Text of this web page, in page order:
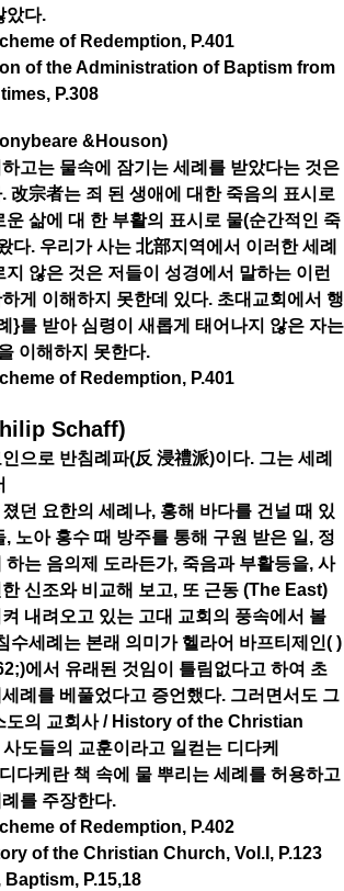
았다.
of Redemption, P.401
of the Administration of Baptism from
P.308
&Houson)
고는 물속에 잠기는 세례를 받았다는 것은
改宗者는 죄 된 생애에 대한 죽음의 표시로
운 삶에 대 한 부활의 표시로 물(순간적인 죽
다. 우리가 사는 北部지역에서 이러한 세례
않은 것은 저들이 성경에서 말하는 이런
게 이해하지 못한데 있다. 초대교회에서 행
}를 받아 심령이 새롭게 태어나지 않은 자는
이해하지 못한다.
of Redemption, P.401
Schaff)
으로 반침례파(反 浸禮派)이다. 그는 세례
던 요한의 세례나, 홍해 바다를 건널 때 있
노아 홍수 때 방주를 통해 구원 받은 일, 정
하는 음의제 도라든가, 죽음과 부활등을, 사
신조와 비교해 보고, 또 근동 (The East)
내려오고 있는 고대 교회의 풍속에서 볼
수세례는 본래 의미가 헬라어 바프티제인( )
에서 유래된 것임이 틀림없다고 하여 초
례를 베풀었다고 증언했다. 그러면서도 그
도의 교회사 / History of the Christian
도들의 교훈이라고 일컫는 디다케
다케란 책 속에 물 뿌리는 세례를 허용하고
를 주장한다.
of Redemption, P.402
of the Christian Church, Vol.I, P.123
Baptism, P.15,18